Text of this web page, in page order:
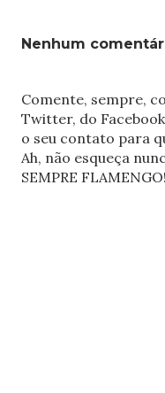
Nenhum
Comente, sempre,
Twitter, do
o seu contato para
Ah, não esqueça
SEMPRE FLAMENGO!